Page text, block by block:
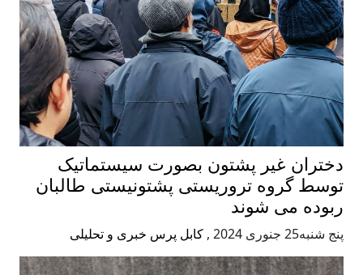
دختران غیر پشتون بصورت سیستماتیک
توسط گروه تروریستی پشتونیستی طالبان
ربوده می شوند
پنج شنبه25 جنوری 2024 , کابل پرس خبری و تحلیلی